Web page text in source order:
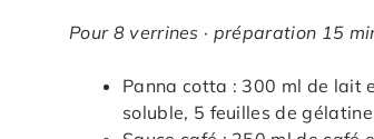
Pour 8 verrines · préparation 15
Panna cotta : 300 ml de lait
soluble, 5 feuilles de